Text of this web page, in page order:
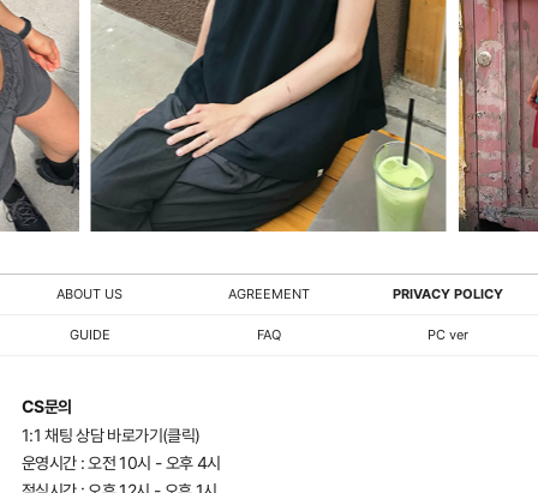
ABOUT US AGREEMENT PRIVACY POLICY
GUIDE FAQ PC ver
CS문의
1:1 채팅 상담 바로가기(클릭)
운영시간 : 오전 10시 - 오후 4시